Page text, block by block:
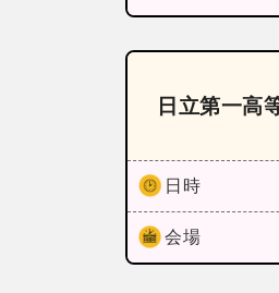
日立第一高
日時
会場